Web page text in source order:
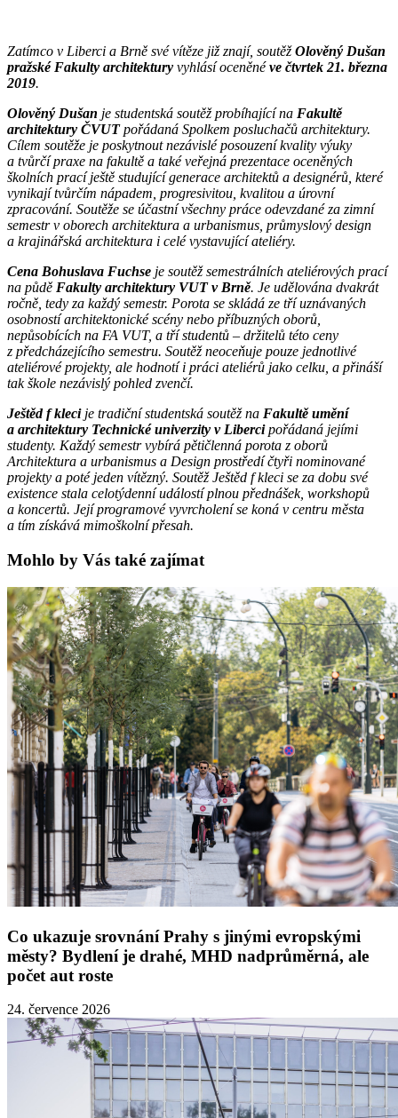
Zatímco v Liberci a Brně svévítěze již znají, soutěžOlověný Dušan
pražskéFakulty architektury vyhlásí oceněnéve čtvrtek 21. března
2019.
Olověný Dušan je studentská soutěž probíhající na Fakultě
architektury ČVUTpořádaná Spolkem posluchačů architektury.
Cílem soutěže je poskytnout nezávisléposouzení kvality výuky
a tvůrčí praxe na fakultě a takéveřejná prezentace oceněných
školních prací ještě studující generace architektů a designérů, které
vynikají tvůrčím nápadem, progresivitou, kvalitou a úrovní
zpracování. Soutěže se účastní všechny práce odevzdanéza zimní
semestr v oborech architektura a urbanismus, průmyslový design
a krajinářská architektura i celévystavující ateliéry.
Cena Bohuslava Fuchse je soutěžsemestrálních ateliérových prací
na půdě Fakulty architektury VUT v Brně. Je udělována dvakrát
ročně, tedy za každý semestr. Porota se skládá ze tří uznávaných
osobností architektonickéscény nebo příbuzných oborů,
nepůsobících na FA VUT, a tří studentů – držitelů této ceny
z předcházejícího semestru. Soutěžneoceňuje pouze jednotlivé
ateliérovéprojekty, ale hodnotí i práci ateliérů jako celku, a přináší
tak škole nezávislý pohled zvenčí.
Ještěd f klecije tradiční studentská soutěž na Fakultě umění
a architektury Technickéuniverzity v Libercipořádaná jejími
studenty. Každý semestr vybírá pětičlenná porota z oborů
Architektura a urbanismus a Design prostředí čtyři nominované
projekty a poté jeden vítězný. Soutěž Ještěd f kleci se za dobu své
existence stala celotýdenní událostí plnou přednášek, workshopů
a koncertů. Její programovévyvrcholení se koná v centru města
a tím získává mimoškolní přesah.
Mohlo by Vás také zajímat
Co ukazuje srovnání Prahy s jinými evropskými
městy? Bydlení je drahé, MHD nadprůměrná, ale
počet aut roste
24. července 2026